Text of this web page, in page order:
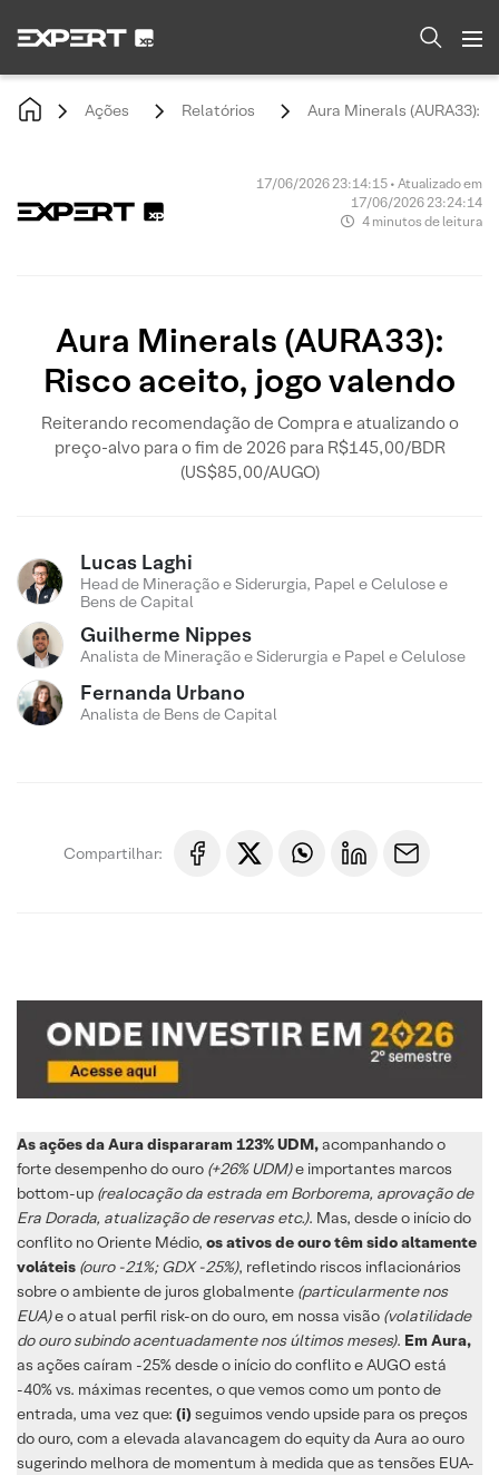
Ações Relatórios Aura Minerals (AURA33):
17/06/2026 23:14:15 • Atualizado em
17/06/2026 23:24:14
4 minutos de leitura
Aura Minerals (AURA33):
Risco aceito, jogo valendo
Reiterando recomendação de Compra e atualizando o
preço-alvo para o fim de 2026 para R$145,00/BDR
(US$85,00/AUGO)
Lucas Laghi
Head de Mineração e Siderurgia, Papel e Celulose e
Bens de Capital
Guilherme Nippes
Analista de Mineração e Siderurgia e Papel e Celulose
Fernanda Urbano
Analista de Bens de Capital
Compartilhar:
As ações da Aura dispararam 123% UDM,acompanhando o
forte desempenho do ouro (+26% UDM)e importantes marcos
bottom-up (realocação da estrada em Borborema, aprovação de
Era Dorada, atualização de reservas etc.). Mas, desde o início do
conflito no Oriente Médio, os ativos de ouro têm sido altamente
voláteis (ouro -21%; GDX -25%), refletindo riscos inflacionários
sobre o ambiente de juros globalmente (particularmente nos
EUA)e o atual perfil risk-on do ouro, em nossa visão (volatilidade
do ouro subindo acentuadamente nos últimos meses). Em Aura,
as ações caíram -25% desde o início do conflito e AUGO está
-40% vs. máximas recentes, o que vemos como um ponto de
entrada, uma vez que: (i)seguimos vendo upside para os preços
do ouro, com a elevada alavancagem do equity da Aura ao ouro
sugerindo melhora de momentum à medida que as tensões EUA-